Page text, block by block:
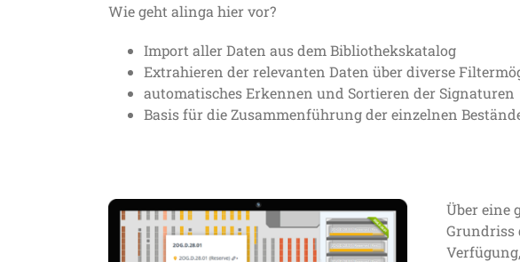
Wie geht alinga hier vor?
Import aller Daten aus dem Bibliothekskatalog
Extrahieren der relevanten Daten über diverse
automatisches Erkennen und Sortieren der Signaturen
Basis für die Zusammenführung der einzelnen
Über eine
Grundriss